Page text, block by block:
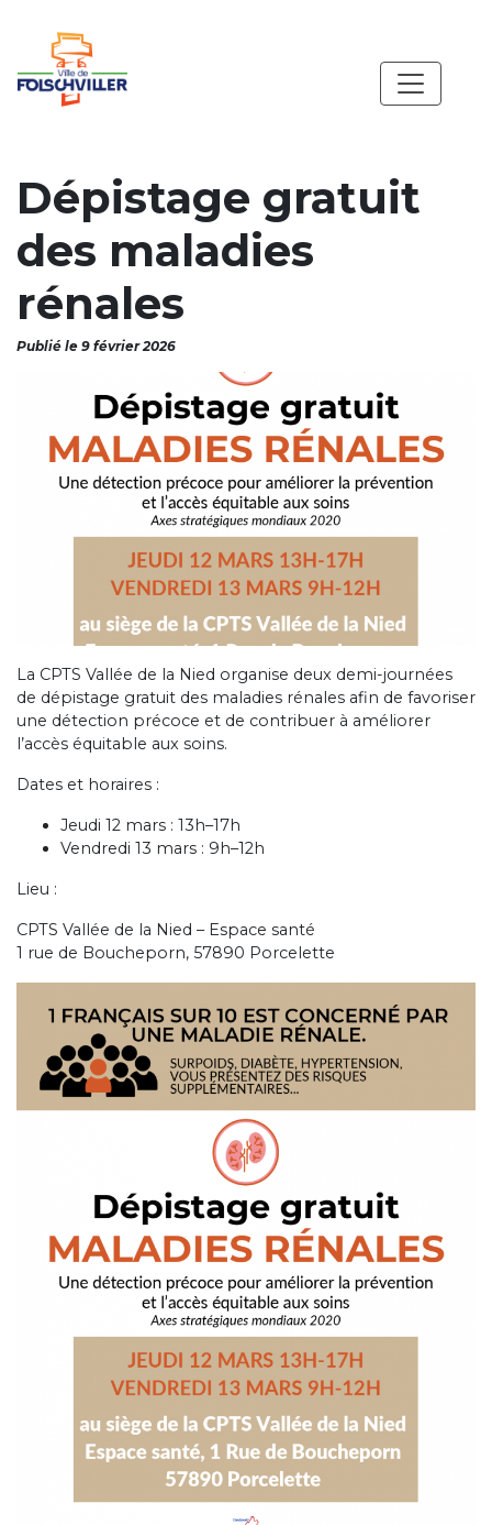
Dépistage gratuit
des maladies
rénales
Publié le 9 février 2026
La CPTS Vallée de la Nied organise deux demi-journées
de dépistage gratuit des maladies rénales afin de favoriser
une détection précoce et de contribuer à améliorer
l’accès équitable aux soins.
Dates et horaires :
Jeudi 12 mars : 13h–17h
Vendredi 13 mars : 9h–12h
Lieu :
CPTS Vallée de la Nied – Espace santé
1 rue de Boucheporn, 57890 Porcelette